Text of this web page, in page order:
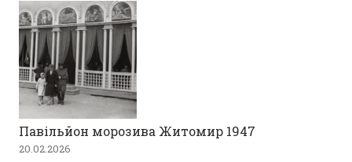
Павільйон морозива Житомир 1947
20.02.2026